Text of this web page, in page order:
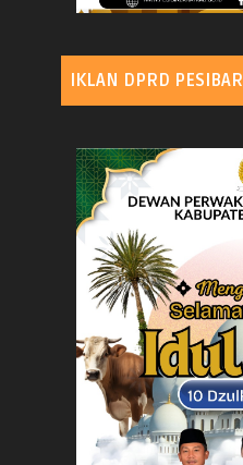
IKLAN DPRD PESIBAR